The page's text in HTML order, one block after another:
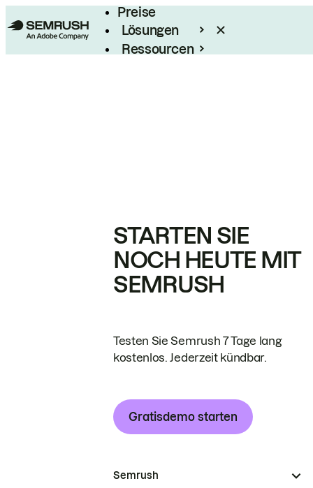
Preise
Lösungen
Ressourcen
STARTEN SIE
NOCH HEUTE MIT
SEMRUSH
Testen Sie Semrush 7 Tage lang
kostenlos. Jederzeit kündbar.
Gratisdemo starten
Semrush